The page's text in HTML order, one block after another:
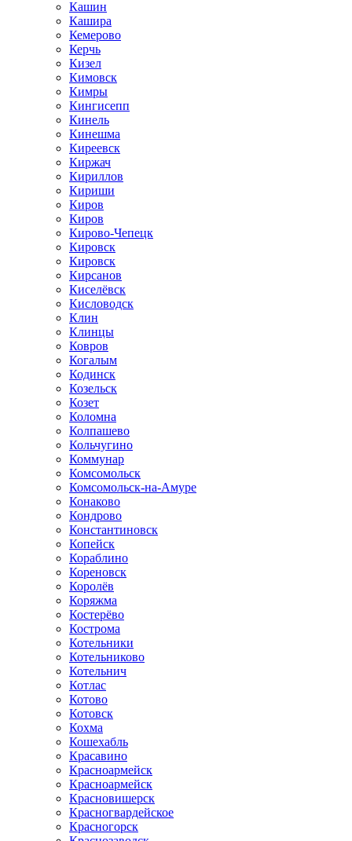
Кашин
Кашира
Кемерово
Керчь
Кизел
Кимовск
Кимры
Кингисепп
Кинель
Кинешма
Киреевск
Киржач
Кириллов
Кириши
Киров
Киров
Кирово-Чепецк
Кировск
Кировск
Кирсанов
Киселёвск
Кисловодск
Клин
Клинцы
Ковров
Когалым
Кодинск
Козельск
Козет
Коломна
Колпашево
Кольчугино
Коммунар
Комсомольск
Комсомольск-на-Амуре
Конаково
Кондрово
Константиновск
Копейск
Кораблино
Кореновск
Королёв
Коряжма
Костерёво
Кострома
Котельники
Котельниково
Котельнич
Котлас
Котово
Котовск
Кохма
Кошехабль
Красавино
Красноармейск
Красноармейск
Красновишерск
Красногвардейское
Красногорск